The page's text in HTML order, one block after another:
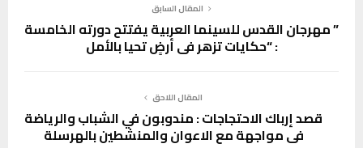
المقال السابق
” مهرجان القدس للسينما العربية يفتتح دورته الخامسة
: “حكايات تزهر في أرضٍ تحيا بالأمل
المقال اللاحق
قصد إرباك الاحتجاجات : مندوبون في الشباب والرياضة
في مواجهة مع الاعوان والمنشطين بالهرسلة